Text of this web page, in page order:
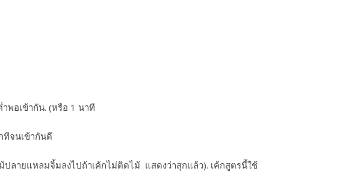
พอเข้ากัน. (หรือ 1 นาที
ทีจนเข้ากันดี
ลายแหลมจิ้มลงไปถ้าเค้กไม่ติดไม้ แสดงว่าสุกแล้ว). เค้กสูตรนี้ใช้